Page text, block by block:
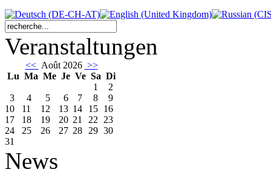
Veranstaltungen
<< Août 2026 >>
Lu Ma Me Je Ve Sa Di
1
2
3
4 5 6 7 8
9
10
11 12 13 14 15 16
17
18 19 20 21 22 23
24
25 26 27 28 29 30
31
News